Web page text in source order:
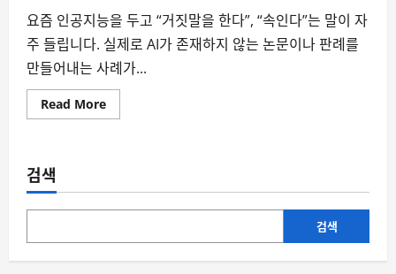
요즘 인공지능을 두고 “거짓말을 한다”, “속인다”는 말이 자
주 들립니다. 실제로 AI가 존재하지 않는 논문이나 판례를
만들어내는 사례가...
Read MoreRead
more
짓
을
는
–
검색
검색